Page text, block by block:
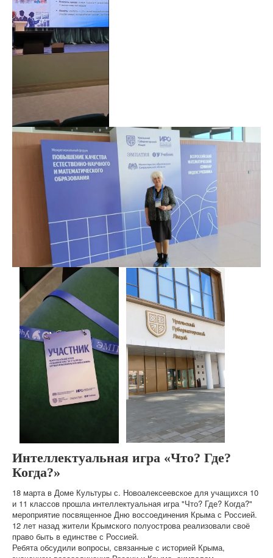
Интеллектуальная игра «Что? Где?
Когда?»
18 марта в Доме Культуры с. Новоалексеевское для учащихся 10
и 11 классов прошла интеллектуальная игра "Что? Где? Когда?"
мероприятие посвященное Дню воссоединения Крыма с Россией.
12 лет назад жители Крымского полуострова реализовали своё
право быть в единстве с Россией.
Ребята обсудили вопросы, связанные с историей Крыма,